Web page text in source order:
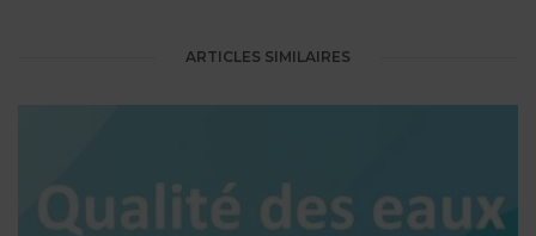
ARTICLES SIMILAIRES